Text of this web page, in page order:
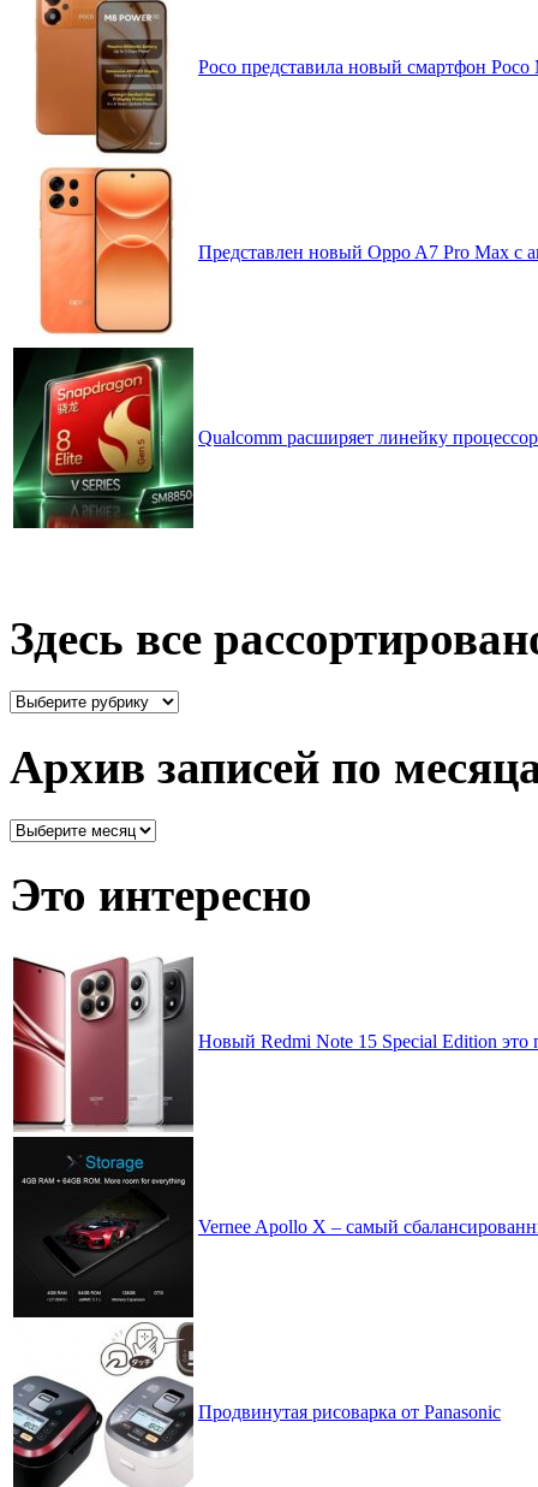
Poco представила новый смартфон
Представлен новый Oppo A7 Pro Max с
Qualcomm расширяет линейку
Здесь все
Здесь
Архив записей по
Архив
месяцам
Это интересно
Новый Redmi Note 15 Special Edition это
Vernee Apollo X – самый
Продвинутая рисоварка от Panasonic